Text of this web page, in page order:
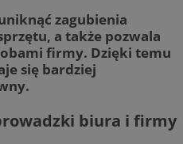
zagubienia
a także pozwala
firmy. Dzięki temu
się bardziej
biura i firmy